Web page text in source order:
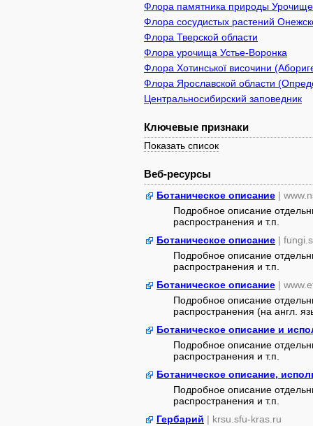
Флора памятника природы
Флора сосудистых растений
Флора Тверской области
Флора урочища Устье-Воронка
Флора Хотинської височини
Флора Ярославской области
Центральносибирский заповедник
Ключевые признаки
Показать список
Веб-ресурсы
Ботаническое описание |
Подробное описание
распространения и т.п.
Ботаническое описание |
Подробное описание
распространения и т.п.
Ботаническое описание |
Подробное описание
распространения (на англ.
Ботаническое описание и
Подробное описание
распространения и т.п.
Ботаническое описание,
Подробное описание
распространения и т.п.
Гербарий | krsu.sfu-kras.ru